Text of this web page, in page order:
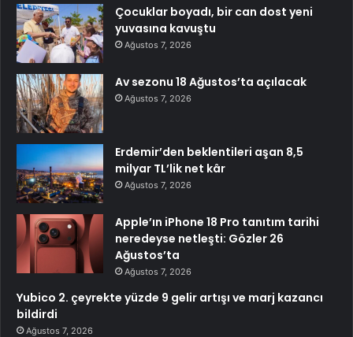
Çocuklar boyadı, bir can dost yeni
yuvasına kavuştu
Ağustos 7, 2026
Av sezonu 18 Ağustos’ta açılacak
Ağustos 7, 2026
Erdemir’den beklentileri aşan 8,5
milyar TL’lik net kâr
Ağustos 7, 2026
Apple’ın iPhone 18 Pro tanıtım tarihi
neredeyse netleşti: Gözler 26
Ağustos’ta
Ağustos 7, 2026
Yubico 2. çeyrekte yüzde 9 gelir artışı ve marj kazancı
bildirdi
Ağustos 7, 2026